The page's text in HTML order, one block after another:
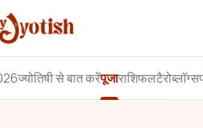
ज्योतिषी से बात करेंपूजाराशिफलटैरोब्लॉग्स